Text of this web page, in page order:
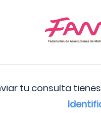
tu consulta